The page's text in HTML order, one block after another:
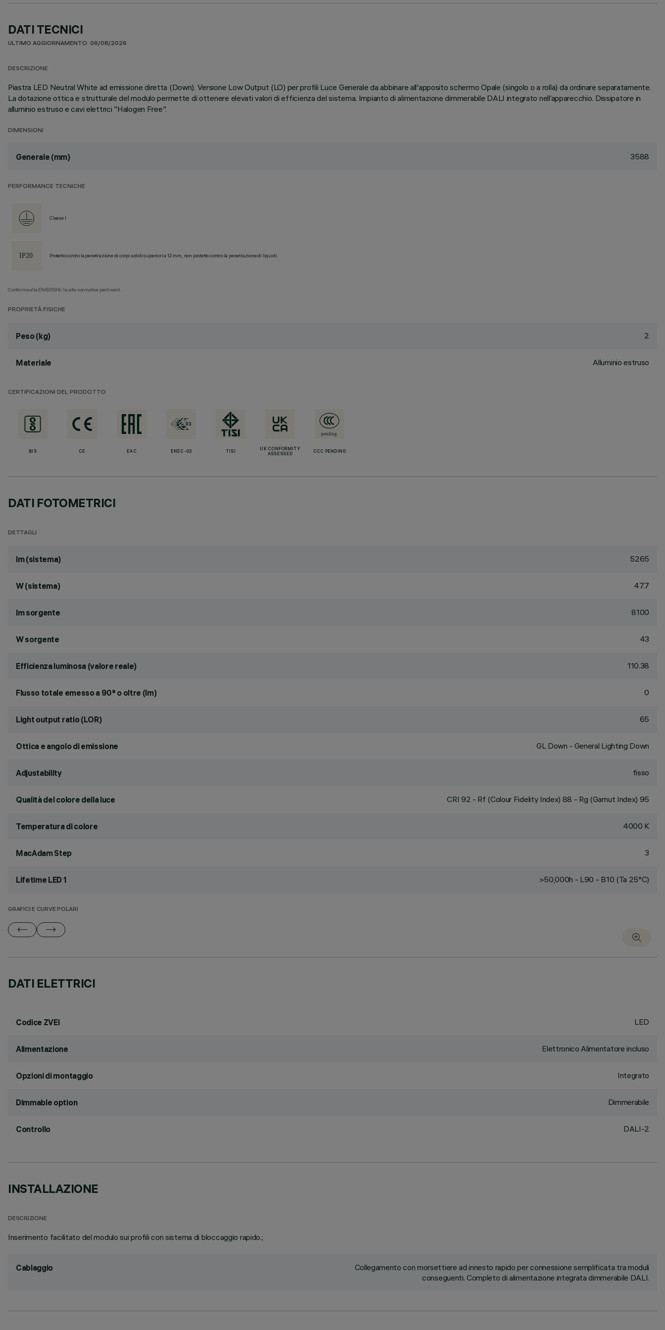
DATI TECNICI
ULTIMO AGGIORNAMENTO: 06/08/2026
DESCRIZIONE
Piastra LED Neutral White ad emissione diretta (Down). Versione Low Output (LO) per profili Luce Generale da abbinare all'apposito schermo Opale (singolo o a rolla) da ordinare separatamente.
La dotazione ottica e strutturale del modulo permette di ottenere elevati valori di efficienza del sistema. Impianto di alimentazione dimmerabile DALI integrato nell’apparecchio. Dissipatore in
alluminio estruso e cavi elettrici "Halogen Free".
DIMENSIONI
Generale (mm) 3588
PERFORMANCE TECNICHE
Classe I
Protetto contro la penetrazione di corpi solidi superiori a 12 mm, non protetto contro la penetrazione di liquidi.
Conforme alla EN60598-1 e alle normative pertinenti.
PROPRIETÀ FISICHE
Peso (kg) 2
Materiale Alluminio estruso
CERTIFICAZIONI DEL PRODOTTO
BIS CE EAC ENEC-03 TISI
UK CONFORMITY
ASSESSED
CCC PENDING
DATI FOTOMETRICI
DETTAGLI
lm (sistema) 5265
W (sistema) 47.7
lm sorgente 8100
W sorgente 43
Efficienza luminosa (valore reale) 110.38
Flusso totale emesso a 90° o oltre (lm) 0
Light output ratio (LOR) 65
Ottica e angolo di emissione GL Down - General Lighting Down
Adjustability fisso
Qualità del colore della luce CRI 92 - Rf (Colour Fidelity Index) 88 - Rg (Gamut Index) 95
Temperatura di colore 4000 K
MacAdam Step 3
Lifetime LED 1 >50,000h - L90 - B10 (Ta 25°C)
GRAFICI E CURVE POLARI
DATI ELETTRICI
Codice ZVEI LED
Alimentazione Elettronico Alimentatore incluso
Opzioni di montaggio Integrato
Dimmable option Dimmerabile
Controllo DALI-2
INSTALLAZIONE
DESCRIZIONE
Inserimento facilitato del modulo sui profili con sistema di bloccaggio rapido.;
Cablaggio
Collegamento con morsettiere ad innesto rapido per connessione semplificata tra moduli
conseguenti. Completo di alimentazione integrata dimmerabile DALI.